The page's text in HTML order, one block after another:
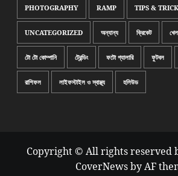
PHOTOGRAPHY RAMP TIPS &
UNCATEGORIZED অন্যান্য ক্রিকেট
টো টো কোম্পানি ট্রেন্ডিং ফটো গ্যালারি ফুটবল
রাশিফল লাইফস্টাইল ও স্বাস্থ্য হলিউড
Copyright © All rights reserved
CoverNewsby AF